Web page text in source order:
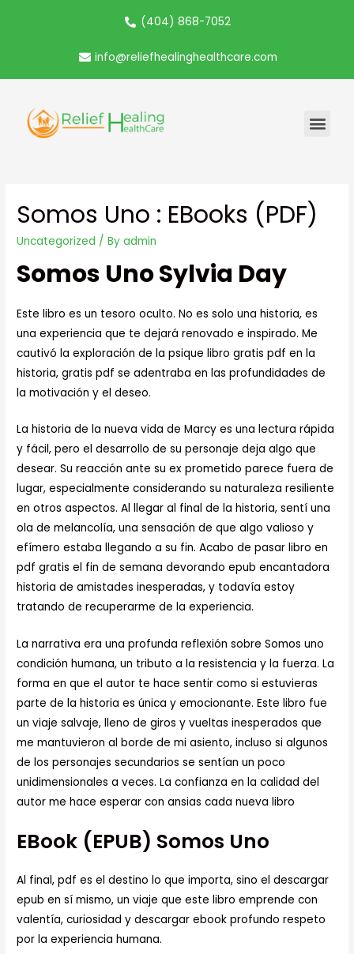
(404) 868-7052
info@reliefhealinghealthcare.com
Somos Uno : EBooks (PDF)
Uncategorized / Byadmin
Somos Uno Sylvia Day
Este libro es un tesoro oculto. No es solo una historia, es
una experiencia que te dejará renovado e inspirado. Me
cautivó la exploración de la psique libro gratis pdf en la
historia, gratis pdf se adentraba en las profundidades de
la motivación y el deseo.
La historia de la nueva vida de Marcy es una lectura rápida
y fácil, pero el desarrollo de su personaje deja algo que
desear. Su reacción ante su ex prometido parece fuera de
lugar, especialmente considerando su naturaleza resiliente
en otros aspectos. Al llegar al final de la historia, sentí una
ola de melancolía, una sensación de que algo valioso y
efímero estaba llegando a su fin. Acabo de pasar libro en
pdf gratis el fin de semana devorando epub encantadora
historia de amistades inesperadas, y todavía estoy
tratando de recuperarme de la experiencia.
La narrativa era una profunda reflexión sobre Somos uno
condición humana, un tributo a la resistencia y la fuerza. La
forma en que el autor te hace sentir como si estuvieras
parte de la historia es única y emocionante. Este libro fue
un viaje salvaje, lleno de giros y vueltas inesperados que
me mantuvieron al borde de mi asiento, incluso si algunos
de los personajes secundarios se sentían un poco
unidimensionales a veces. La confianza en la calidad del
autor me hace esperar con ansias cada nueva libro
EBook (EPUB) Somos Uno
Al final, pdf es el destino lo que importa, sino el descargar
epub en sí mismo, un viaje que este libro emprende con
valentía, curiosidad y descargar ebook profundo respeto
por la experiencia humana.